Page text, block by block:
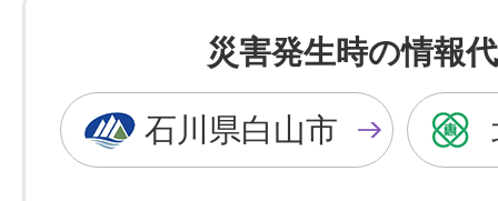
を
黒
色
に
を
青
色
に
災害発生時の情報
石川県白山市